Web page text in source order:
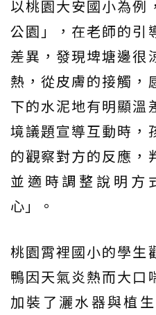
以桃園大安國小為例
公園」，在老師的引
差異，發現埤塘邊很
熱，從皮膚的接觸，
下的水泥地有明顯溫
境議題宣導互動時，
的觀察對方的反應，
並適時調整說明方
心」。
桃園霄裡國小的學生
鴨因天氣炎熱而大口
加裝了灑水器與植